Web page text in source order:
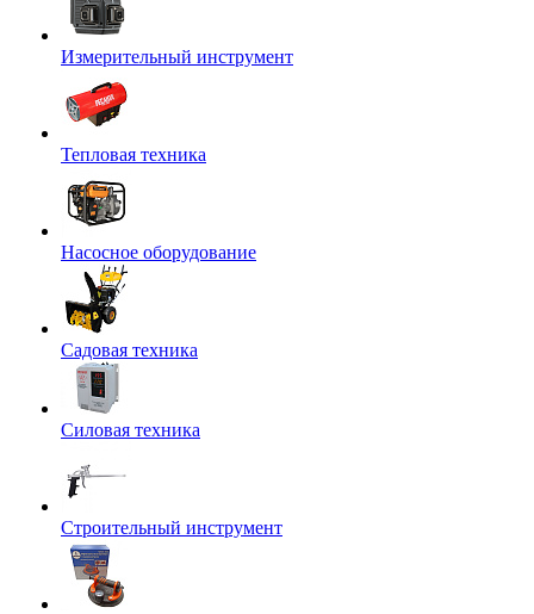
Измерительный инструмент
Тепловая техника
Насосное оборудование
Садовая техника
Силовая техника
Строительный инструмент